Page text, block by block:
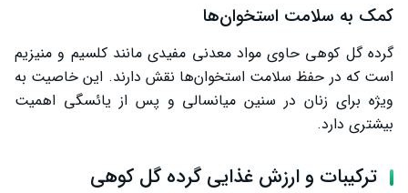
کمک به سلامت استخوان‌ها
گرده گل کوهی حاوی مواد معدنی مفیدی مانند کلسیم و منیزیم
است که در حفظ سلامت استخوان‌ها نقش دارند. این خاصیت به
ویژه برای زنان در سنین میانسالی و پس از یائسگی اهمیت
بیشتری دارد.
ترکیبات و ارزش غذایی گرده گل کوهی